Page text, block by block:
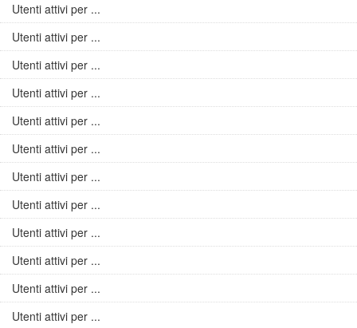
Utenti attivi per ...
Utenti attivi per ...
Utenti attivi per ...
Utenti attivi per ...
Utenti attivi per ...
Utenti attivi per ...
Utenti attivi per ...
Utenti attivi per ...
Utenti attivi per ...
Utenti attivi per ...
Utenti attivi per ...
Utenti attivi per ...